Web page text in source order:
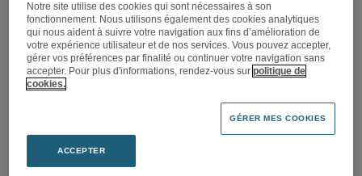
droits de vote au 31
décembre 2023
nombre d’actions et de
droits de vote au 31
Notre site utilise des cookies qui sont nécessaires à son
fonctionnement. Nous utilisons également des cookies analytiques
qui nous aident à suivre votre navigation aux fins d’amélioration de
votre expérience utilisateur et de nos services. Vous pouvez accepter,
gérer vos préférences par finalité ou continuer votre navigation sans
accepter. Pour plus d'informations, rendez-vous surpolitique de
cookies.
GÉRER MES COOKIES
ACCEPTER